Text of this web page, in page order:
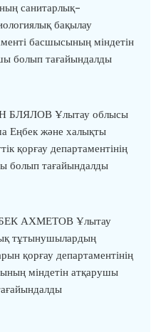
санитарлық-
бақылау
басшысының міндетін
болып тағайындалды
БЛЯЛОВ Ұлытау облысы
Еңбек және халықты
қорғау департаментінің
болып тағайындалды
АХМЕТОВ Ұлытау
тұтынушылардың
қорғау департаментінің
міндетін атқарушы